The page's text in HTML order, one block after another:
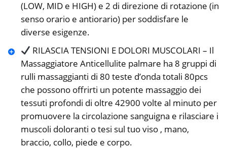
(LOW, MID e HIGH) e 2 di direzione di rotazione (in
senso orario e antiorario) per soddisfare le
diverse esigenze.
RILASCIA TENSIONI E DOLORI MUSCOLARI – Il
Massaggiatore Anticellulite palmare ha 8 gruppi di
rulli massaggianti di 80 teste d’onda totali 80pcs
che possono offrirti un potente massaggio dei
tessuti profondi di oltre 42900 volte al minuto per
promuovere la circolazione sanguigna e rilasciare i
muscoli doloranti o tesi sul tuo viso , mano,
braccio, collo, piede e corpo.